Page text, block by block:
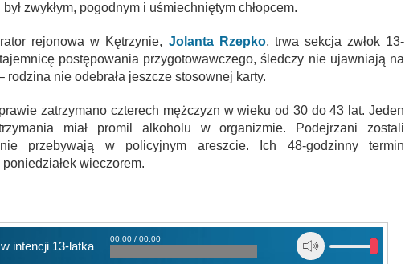
zwykłym, pogodnym i uśmiechniętym chłopcem.
rejonowa w Kętrzynie, Jolanta Rzepko, trwa sekcja zwłok 13-
postępowania przygotowawczego, śledczy nie ujawniają na
rodzina nie odebrała jeszcze stosownej karty.
zatrzymano czterech mężczyzn w wieku od 30 do 43 lat. Jeden
miał promil alkoholu w organizmie. Podejrzani zostali
przebywają w policyjnym areszcie. Ich 48-godzinny termin
wieczorem.
intencji 13-latka
00:00 / 00:00